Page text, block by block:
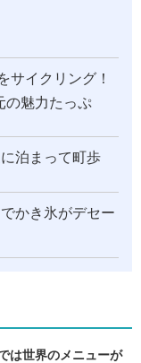
サイクリング！
の魅力たっぷ
泊まって町歩
かき氷がデセー
は世界のメニューが